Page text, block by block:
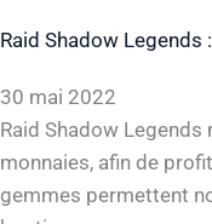
Raid Shadow
30 mai 2022
Raid Shadow
monnaies, afin de
gemmes permettent